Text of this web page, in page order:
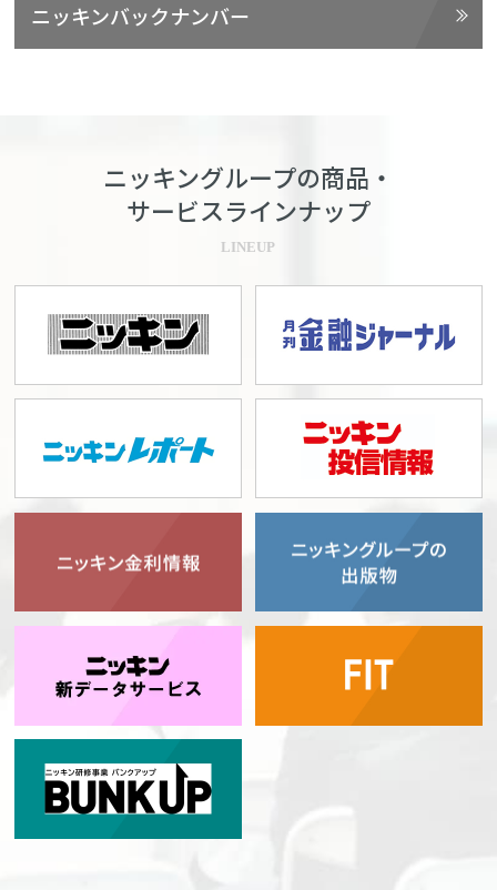
ニッキンバックナンバー
ニッキングループの商品・
サービスラインナップ
LINEUP